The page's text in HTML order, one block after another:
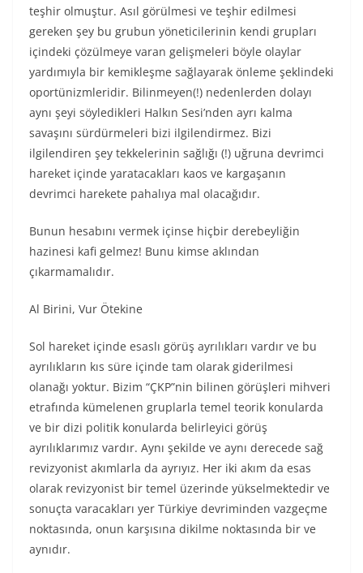
teşhir olmuştur. Asıl görülmesi ve teşhir edilmesi
gereken şey bu grubun yöneticilerinin kendi grupları
içindeki çözülmeye varan gelişmeleri böyle olaylar
yardımıyla bir kemikleşme sağlayarak önleme şeklindeki
oportünizmleridir. Bilinmeyen(!) nedenlerden dolayı
aynı şeyi söyledikleri Halkın Sesi’nden ayrı kalma
savaşını sürdürmeleri bizi ilgilendirmez. Bizi
ilgilendiren şey tekkelerinin sağlığı (!) uğruna devrimci
hareket içinde yaratacakları kaos ve kargaşanın
devrimci harekete pahalıya mal olacağıdır.
Bunun hesabını vermek içinse hiçbir derebeyliğin
hazinesi kafi gelmez! Bunu kimse aklından
çıkarmamalıdır.
Al Birini, Vur Ötekine
Sol hareket içinde esaslı görüş ayrılıkları vardır ve bu
ayrılıkların kıs süre içinde tam olarak giderilmesi
olanağı yoktur. Bizim “ÇKP”nin bilinen görüşleri mihveri
etrafında kümelenen gruplarla temel teorik konularda
ve bir dizi politik konularda belirleyici görüş
ayrılıklarımız vardır. Aynı şekilde ve aynı derecede sağ
revizyonist akımlarla da ayrıyız. Her iki akım da esas
olarak revizyonist bir temel üzerinde yükselmektedir ve
sonuçta varacakları yer Türkiye devriminden vazgeçme
noktasında, onun karşısına dikilme noktasında bir ve
aynıdır.